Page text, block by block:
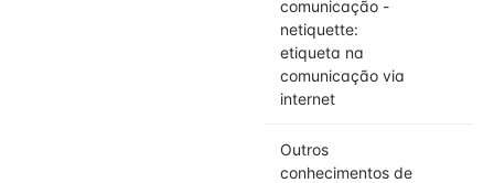
comunicação -
netiquette:
etiqueta na
comunicação via
internet
Outros
conhecimentos de